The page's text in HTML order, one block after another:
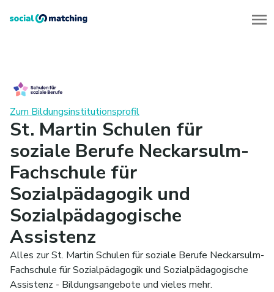
Zum Bildungsinstitutionsprofil
St. Martin Schulen für
soziale Berufe Neckarsulm-
Fachschule für
Sozialpädagogik und
Sozialpädagogische
Assistenz
Alles zur St. Martin Schulen für soziale Berufe Neckarsulm-
Fachschule für Sozialpädagogik und Sozialpädagogische
Assistenz - Bildungsangebote und vieles mehr.